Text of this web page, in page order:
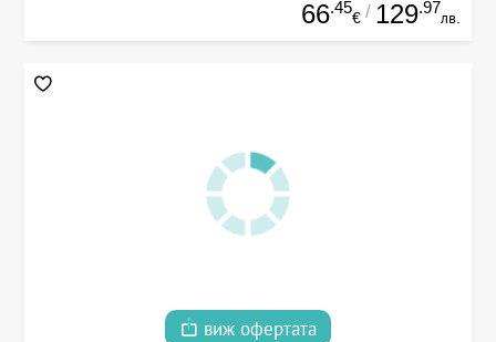
66.45
€ / 129.97
лв.
виж офертата